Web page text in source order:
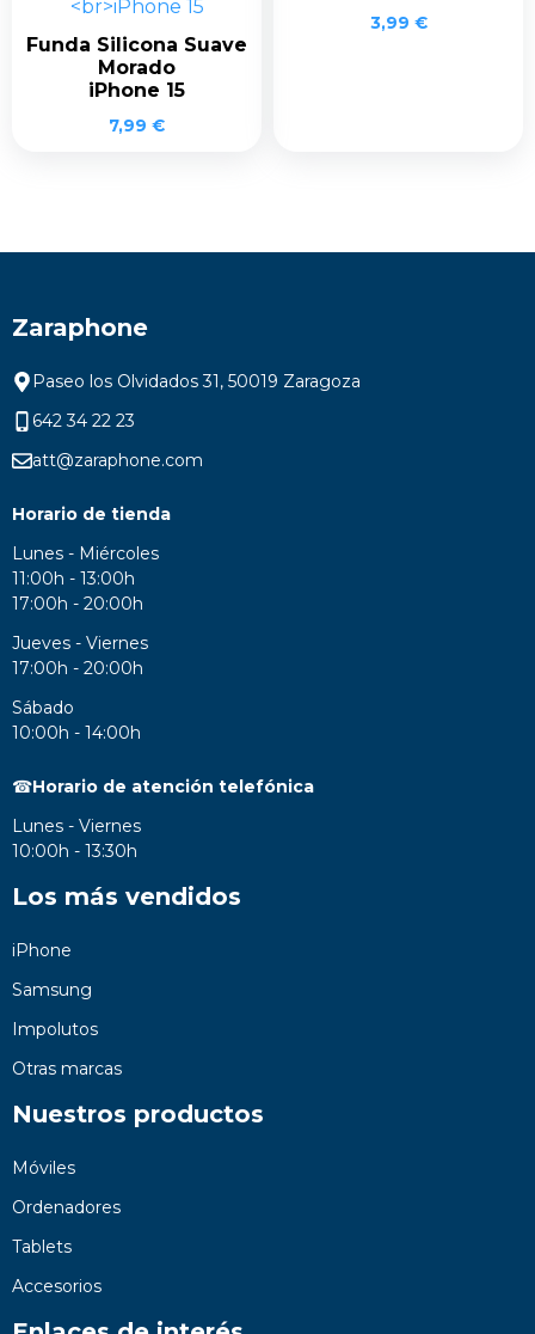
Funda Silicona Suave
Morado
iPhone 15
7,99 €
3,99 €
Zaraphone
Paseo los Olvidados 31, 50019 Zaragoza
642 34 22 23
att@zaraphone.com
Horario de tienda
Lunes - Miércoles
11:00h - 13:00h
17:00h - 20:00h
Jueves - Viernes
17:00h - 20:00h
Sábado
10:00h - 14:00h
☎Horario de atención telefónica
Lunes - Viernes
10:00h - 13:30h
Los más vendidos
iPhone
Samsung
Impolutos
Otras marcas
Nuestros productos
Móviles
Ordenadores
Tablets
Accesorios